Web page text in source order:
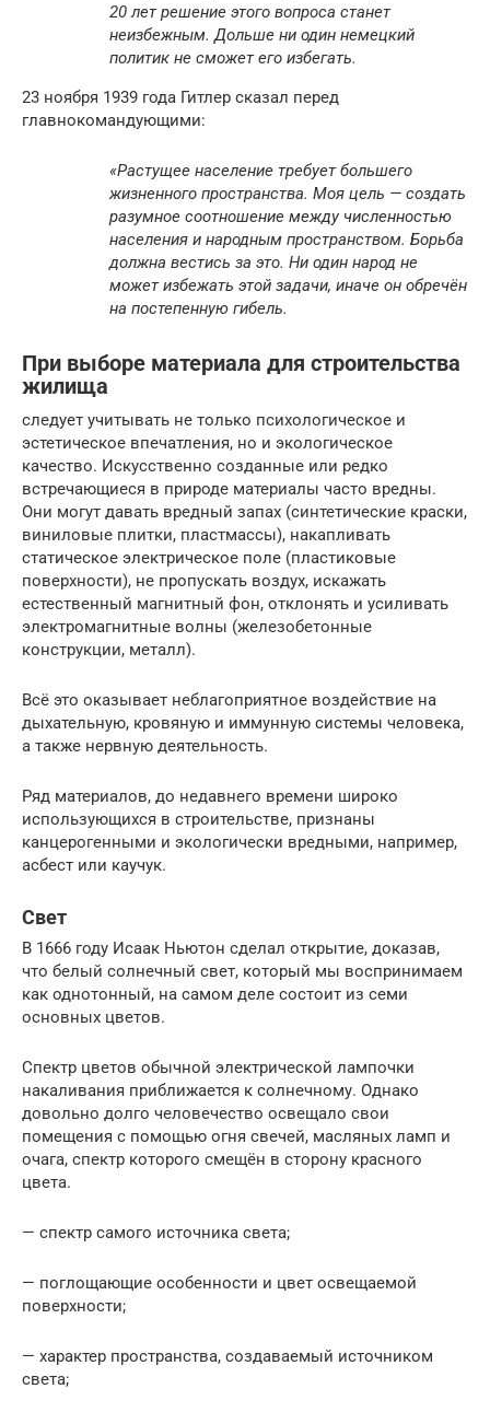
20 лет решение этого вопроса станет
неизбежным. Дольше ни один немецкий
политик не сможет его избегать.
23 ноября 1939 года Гитлер сказал перед
главнокомандующими:
«Растущее население требует большего
жизненного пространства. Моя цель — создать
разумное соотношение между численностью
населения и народным пространством. Борьба
должна вестись за это. Ни один народ не
может избежать этой задачи, иначе он обречён
на постепенную гибель.
При выборе материала для строительства
жилища
следует учитывать не только психологическое и
эстетическое впечатления, но и экологическое
качество. Искусственно созданные или редко
встречающиеся в природе материалы часто вредны.
Они могут давать вредный запах (синтетические краски,
виниловые плитки, пластмассы), накапливать
статическое электрическое поле (пластиковые
поверхности), не пропускать воздух, искажать
естественный магнитный фон, отклонять и усиливать
электромагнитные волны (железобетонные
конструкции, металл).
Всё это оказывает неблагоприятное воздействие на
дыхательную, кровяную и иммунную системы человека,
а также нервную деятельность.
Ряд материалов, до недавнего времени широко
использующихся в строительстве, признаны
канцерогенными и экологически вредными, например,
асбест или каучук.
Свет
В 1666 году Исаак Ньютон сделал открытие, доказав,
что белый солнечный свет, который мы воспринимаем
как однотонный, на самом деле состоит из семи
основных цветов.
Спектр цветов обычной электрической лампочки
накаливания приближается к солнечному. Однако
довольно долго человечество освещало свои
помещения с помощью огня свечей, масляных ламп и
очага, спектр которого смещён в сторону красного
цвета.
— спектр самого источника света;
— поглощающие особенности и цвет освещаемой
поверхности;
— характер пространства, создаваемый источником
света;